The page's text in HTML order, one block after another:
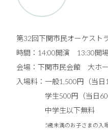
第32回下関市民オーケスト
時間：14:00開演 13:30開場
会場：下関市民会館 大ホ
入場料：一般1,500円（当日
学生500円（当日600
​ 中学生以下無料
5歳未満のお子さまの入